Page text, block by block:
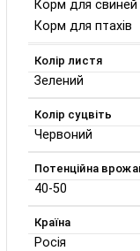
Корм для свиней
Корм для птахів
Колір листя
Зелений
Колір суцвіть
Червоний
Потенційна
40-50
Країна
Росія